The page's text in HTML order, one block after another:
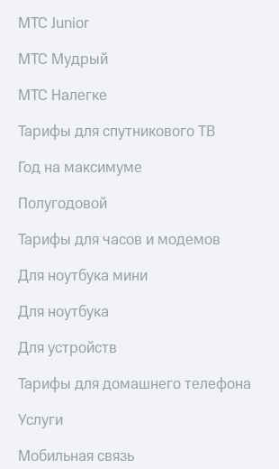
МТС Junior
МТС Мудрый
МТС Налегке
Тарифы для спутникового ТВ
Год на максимуме
Полугодовой
Тарифы для часов и модемов
Для ноутбука мини
Для ноутбука
Для устройств
Тарифы для домашнего телефона
Услуги
Мобильная связь